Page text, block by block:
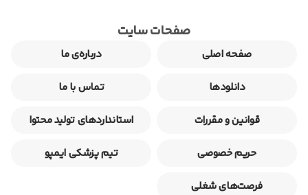
صفحات سایت
صفحه اصلی
فرصت‌های شغلی
دانلودها
درباره‌ی ما
تماس با ما
قوانین و مقررات استانداردهای تولید محتوا
حریم خصوصی تیم پزشکی ایمپو